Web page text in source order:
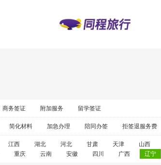
商务签证 附加服务 留学签证
简化材料 加急办理 陪同办签 拒签退服务费
江西 湖北 河北 甘肃 天津 山西
重庆 云南 安徽 四川 广西 辽宁